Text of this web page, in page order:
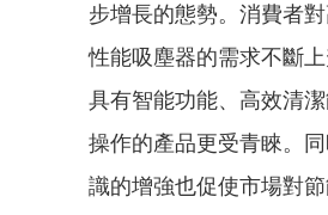
步增長的態勢。消費者
性能吸塵器的需求不斷
具有智能功能、高效清
操作的產品更受青睞。
識的增強也促使市場對